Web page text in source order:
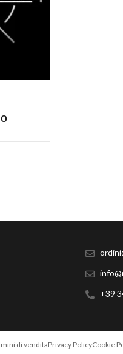
+39
di venditaPrivacy PolicyCookie